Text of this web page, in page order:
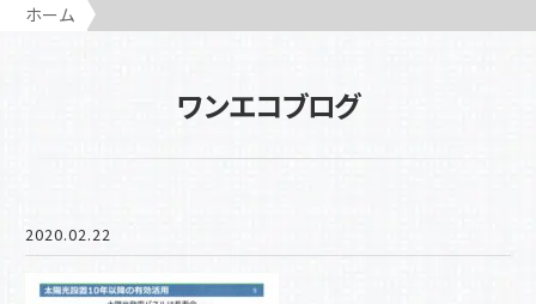
ホーム
ワンエコブログ
2020.02.22